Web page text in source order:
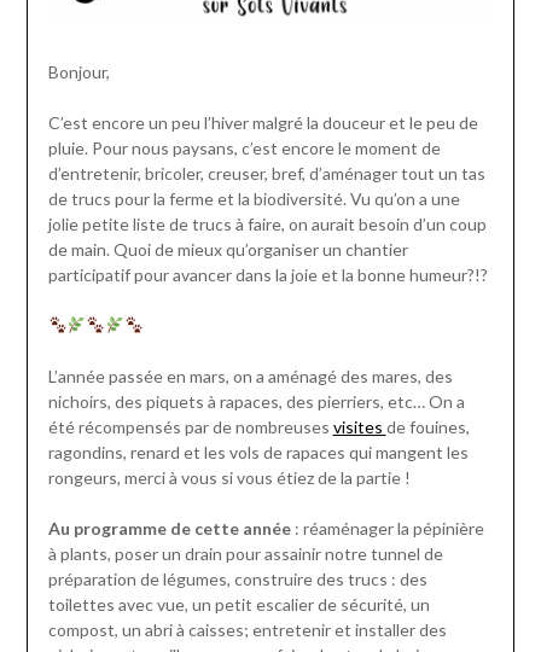
Bonjour,
C’est encore un peu l’hiver malgré la douceur et le peu de
pluie. Pour nous paysans, c’est encore le moment de
d’entretenir, bricoler, creuser, bref, d’aménager tout un tas
de trucs pour la ferme et la biodiversité. Vu qu’on a une
jolie petite liste de trucs à faire, on aurait besoin d’un coup
de main. Quoi de mieux qu’organiser un chantier
participatif pour avancer dans la joie et la bonne humeur?!?
L’année passée en mars, on a aménagé des mares, des
nichoirs, des piquets à rapaces, des pierriers, etc… On a
été récompensés par de nombreuses visites de fouines,
ragondins, renard et les vols de rapaces qui mangent les
rongeurs, merci à vous si vous étiez de la partie !
Au programme de cette année: réaménager la pépinière
à plants, poser un drain pour assainir notre tunnel de
préparation de légumes, construire des trucs : des
toilettes avec vue, un petit escalier de sécurité, un
compost, un abri à caisses; entretenir et installer des